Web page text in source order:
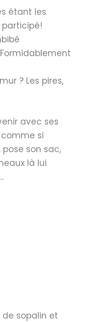
étant les
? Les pires,
avec ses
si
pose son sac,
là lui
sopalin et